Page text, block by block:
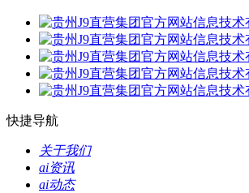
快捷导航
关于我们
ai资讯
ai动态